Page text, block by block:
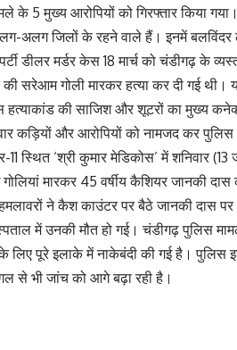
के 5 मुख्य आरोपियों को गिरफ्तार किया
अलग जिलों के रहने वाले हैं। इनमें
डीलर मर्डर केस 18 मार्च को चंडीगढ़ के
की सरेआम गोली मारकर हत्या कर दी गई थी।
की साजिश और शूटरों का मुख्य
कड़ियों और आरोपियों को नामजद कर पुलिस
स्थित ‘श्री कुमार मेडिकोस’ में शनिवार
मारकर 45 वर्षीय कैशियर जानकी
ने कैश काउंटर पर बैठे जानकी दास
में उनकी मौत हो गई। चंडीगढ़ पुलिस
लिए पूरे इलाके में नाकेबंदी की गई है। पुलिस
से भी जांच को आगे बढ़ा रही है।